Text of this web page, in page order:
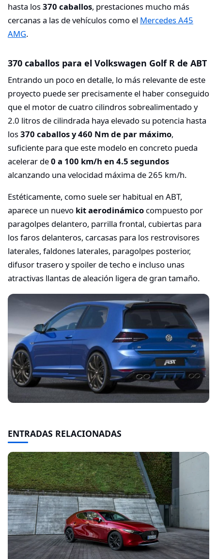
hasta los370 caballos, prestaciones mucho más
cercanas a las de vehículos como el Mercedes A45
AMG.
370 caballos para el Volkswagen Golf R de ABT
Entrando un poco en detalle, lo más relevante de este
proyecto puede ser precisamente el haber conseguido
que el motor de cuatro cilindros sobrealimentado y
2.0 litros de cilindrada haya elevado su potencia hasta
los370 caballos y 460 Nm de par máximo,
suficiente para que este modelo en concreto pueda
acelerar de0 a 100 km/h en 4.5 segundos
alcanzando una velocidad máxima de 265 km/h.
Estéticamente, como suele ser habitual en ABT,
aparece un nuevo kit aerodinámico compuesto por
paragolpes delantero, parrilla frontal, cubiertas para
los faros delanteros, carcasas para los restrovisores
laterales, faldones laterales, paragolpes posterior,
difusor trasero y spoiler de techo e incluso unas
atractivas llantas de aleación ligera de gran tamaño.
ENTRADAS RELACIONADAS